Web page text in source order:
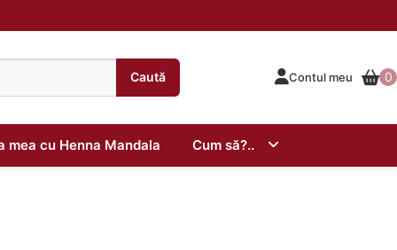
Caută Contul meu 0
mea cu Henna Mandala Cum să?..